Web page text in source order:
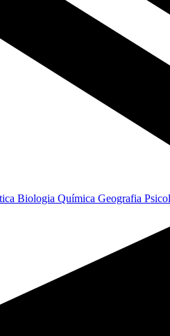
Biologia Química Geografia